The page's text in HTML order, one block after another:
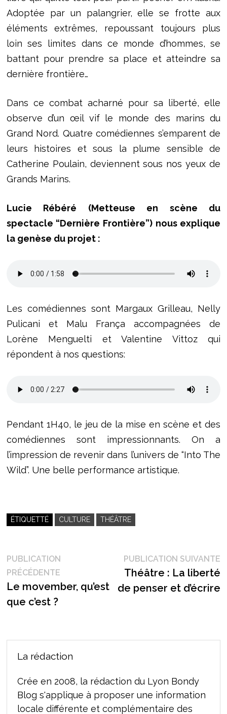
Adoptée par un palangrier, elle se frotte aux
éléments extrêmes, repoussant toujours plus
loin ses limites dans ce monde d’hommes, se
battant pour prendre sa place et atteindre sa
dernière frontière…
Dans ce combat acharné pour sa liberté, elle
observe d’un œil vif le monde des marins du
Grand Nord. Quatre comédiennes s’emparent de
leurs histoires et sous la plume sensible de
Catherine Poulain, deviennent sous nos yeux de
Grands Marins.
Lucie Rébéré (Metteuse en scène du
spectacle “Dernière Frontière”) nous explique
la genèse du projet :
Les comédiennes sont Margaux Grilleau, Nelly
Pulicani et Malu França accompagnées de
Lorène Menguelti et Valentine Vittoz qui
répondent à nos questions:
Pendant 1H40, le jeu de la mise en scène et des
comédiennes sont impressionnants. On a
l’impression de revenir dans l’univers de “Into The
Wild”. Une belle performance artistique.
ÉTIQUETTÉ CULTURE THÉÂTRE
Navigation
de
l’article
PUBLICATION
PRÉCÉDENTEPublication
précédente :
Le movember, qu’est
que c’est ?
PUBLICATION SUIVANTE
Théâtre : La liberté
de penser et d’écrire
La rédaction
Crée en 2008, la rédaction du Lyon Bondy
Blog s'applique à proposer une information
locale différente et complémentaire des